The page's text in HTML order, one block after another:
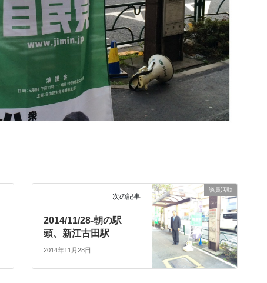
議員活動
次の記事
2014/11/28-朝の駅
頭、新江古田駅
2014年11月28日